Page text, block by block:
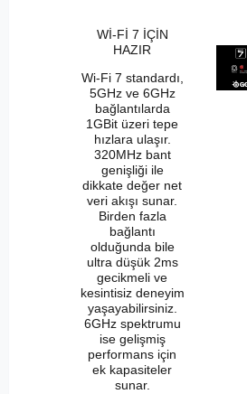
Wİ-Fİ 7 İÇİN
HAZIR
Wi-Fi 7 standardı,
5GHz ve 6GHz
bağlantılarda
1GBit üzeri tepe
hızlara ulaşır.
320MHz bant
genişliği ile
dikkate değer net
veri akışı sunar.
Birden fazla
bağlantı
olduğunda bile
ultra düşük 2ms
gecikmeli ve
kesintisiz deneyim
yaşayabilirsiniz.
6GHz spektrumu
ise gelişmiş
performans için
ek kapasiteler
sunar.